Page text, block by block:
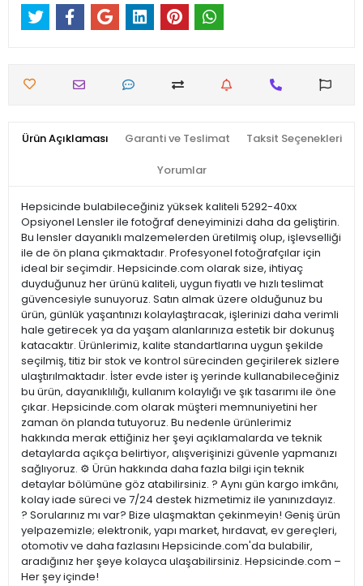
Ürün Açıklaması Garanti ve Teslimat Taksit Seçenekleri
Yorumlar
Hepsicinde bulabileceğiniz yüksek kaliteli 5292-40xx
Opsiyonel Lensler ile fotoğraf deneyiminizi daha da geliştirin.
Bu lensler dayanıklı malzemelerden üretilmiş olup, işlevselliği
ile de ön plana çıkmaktadır. Profesyonel fotoğrafçılar için
ideal bir seçimdir. Hepsicinde.com olarak size, ihtiyaç
duyduğunuz her ürünü kaliteli, uygun fiyatlı ve hızlı teslimat
güvencesiyle sunuyoruz. Satın almak üzere olduğunuz bu
ürün, günlük yaşantınızı kolaylaştıracak, işlerinizi daha verimli
hale getirecek ya da yaşam alanlarınıza estetik bir dokunuş
katacaktır. Ürünlerimiz, kalite standartlarına uygun şekilde
seçilmiş, titiz bir stok ve kontrol sürecinden geçirilerek sizlere
ulaştırılmaktadır. İster evde ister iş yerinde kullanabileceğiniz
bu ürün, dayanıklılığı, kullanım kolaylığı ve şık tasarımı ile öne
çıkar. Hepsicinde.com olarak müşteri memnuniyetini her
zaman ön planda tutuyoruz. Bu nedenle ürünlerimiz
hakkında merak ettiğiniz her şeyi açıklamalarda ve teknik
detaylarda açıkça belirtiyor, alışverişinizi güvenle yapmanızı
sağlıyoruz. ⚙️ Ürün hakkında daha fazla bilgi için teknik
detaylar bölümüne göz atabilirsiniz. ? Aynı gün kargo imkânı,
kolay iade süreci ve 7/24 destek hizmetimiz ile yanınızdayız.
? Sorularınız mı var? Bize ulaşmaktan çekinmeyin! Geniş ürün
yelpazemizle; elektronik, yapı market, hırdavat, ev gereçleri,
otomotiv ve daha fazlasını Hepsicinde.com'da bulabilir,
aradığınız her şeye kolayca ulaşabilirsiniz. Hepsicinde.com –
Her şey içinde!